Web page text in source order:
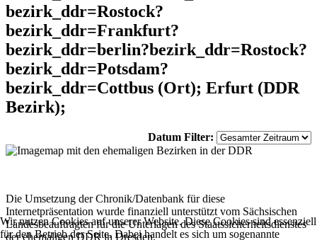
bezirk_ddr=Rostock?
bezirk_ddr=Frankfurt?
bezirk_ddr=berlin?bezirk_ddr=Rostock?
bezirk_ddr=Potsdam?
bezirk_ddr=Cottbus (Ort); Erfurt (DDR
Bezirk);
Datum Filter:
Die Umsetzung der Chronik/Datenbank für diese
Internetpräsentation wurde finanziell unterstützt vom Sächsischen
Landesbeauftragten für die Unterlagen des Staatssicherheitsdienstes
der ehemaligen DDR in Dresden.
Wir nutzen Cookies auf unserer Website. Diese Cookies sind essenziell
für den Betrieb der Seite. Dabei handelt es sich um sogenannte